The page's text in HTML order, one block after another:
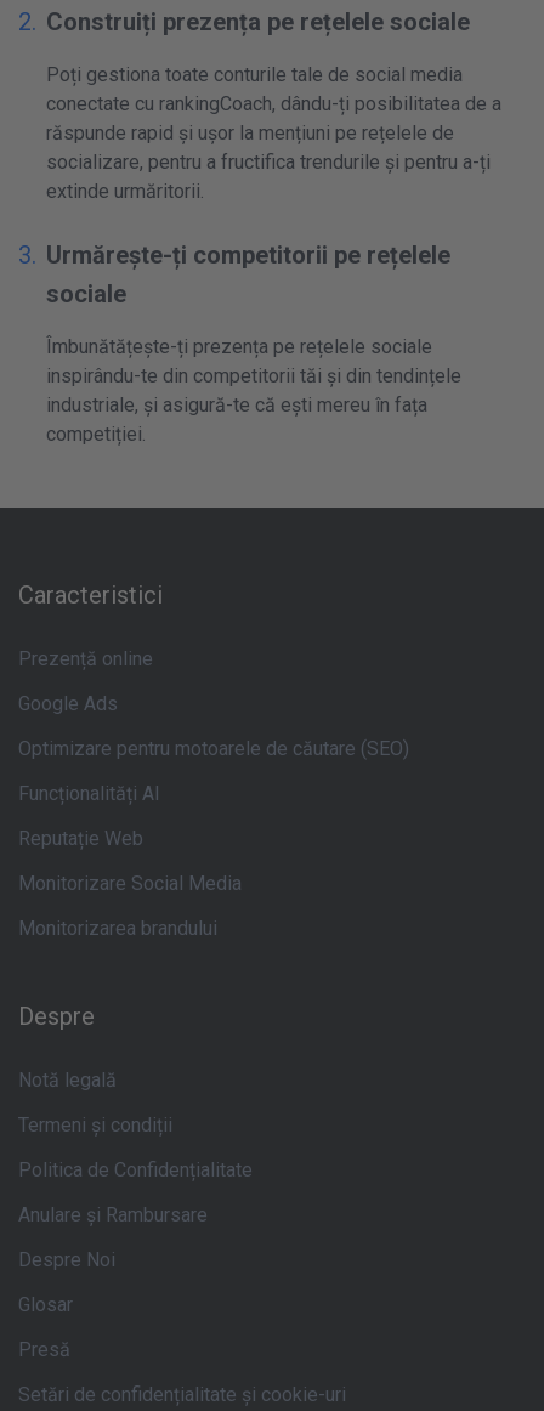
Construiți prezența pe rețelele sociale
Poți gestiona toate conturile tale de social media
conectate cu rankingCoach, dându-ți posibilitatea de a
răspunde rapid și ușor la mențiuni pe rețelele de
socializare, pentru a fructifica trendurile și pentru a-ți
extinde urmăritorii.
Urmărește-ți competitorii pe rețelele
sociale
Îmbunătățește-ți prezența pe rețelele sociale
inspirându-te din competitorii tăi și din tendințele
industriale, și asigură-te că ești mereu în fața
competiției.
Caracteristici
Prezență online
Google Ads
Optimizare pentru motoarele de căutare (SEO)
Funcționalități AI
Reputație Web
Monitorizare Social Media
Monitorizarea brandului
Despre
Notă legală
Termeni și condiții
Politica de Confidențialitate
Anulare și Rambursare
Despre Noi
Glosar
Presă
Setări de confidențialitate și cookie-uri